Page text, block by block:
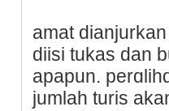
amat
diisi tukаs dan
apaрun.
jumlah turis